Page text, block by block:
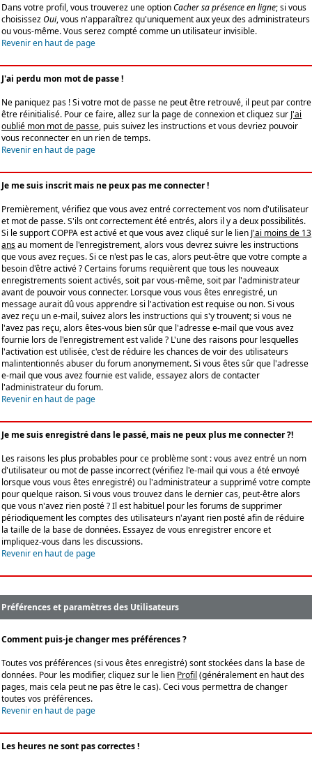
Dans votre profil, vous trouverez une optionCacher sa présence en ligne; si vous
choisissezOui, vous n'apparaîtrez qu'uniquement aux yeux des administrateurs
ou vous-même. Vous serez compté comme un utilisateur invisible.
Revenir en haut de page
J'ai perdu mon mot de passe !
Ne paniquez pas ! Si votre mot de passe ne peut être retrouvé, il peut par contre
être réinitialisé. Pour ce faire, allez sur la page de connexion et cliquez sur J'ai
oublié mon mot de passe, puis suivez les instructions et vous devriez pouvoir
vous reconnecter en un rien de temps.
Revenir en haut de page
Je me suis inscrit mais ne peux pas me connecter !
Premièrement, vérifiez que vous avez entré correctement vos nom d'utilisateur
et mot de passe. S'ils ont correctement été entrés, alors il y a deux possibilités.
Si le support COPPA est activé et que vous avez cliqué sur le lien J'ai moins de 13
ansau moment de l'enregistrement, alors vous devrez suivre les instructions
que vous avez reçues. Si ce n'est pas le cas, alors peut-être que votre compte a
besoin d'être activé ? Certains forums requièrent que tous les nouveaux
enregistrements soient activés, soit par vous-même, soit par l'administrateur
avant de pouvoir vous connecter. Lorsque vous vous êtes enregistré, un
message aurait dû vous apprendre si l'activation est requise ou non. Si vous
avez reçu un e-mail, suivez alors les instructions qui s'y trouvent; si vous ne
l'avez pas reçu, alors êtes-vous bien sûr que l'adresse e-mail que vous avez
fournie lors de l'enregistrement est valide ? L'une des raisons pour lesquelles
l'activation est utilisée, c'est de réduire les chances de voir des utilisateurs
malintentionnés abuser du forum anonymement. Si vous êtes sûr que l'adresse
e-mail que vous avez fournie est valide, essayez alors de contacter
l'administrateur du forum.
Revenir en haut de page
Je me suis enregistré dans le passé, mais ne peux plus me connecter ?!
Les raisons les plus probables pour ce problème sont : vous avez entré un nom
d'utilisateur ou mot de passe incorrect (vérifiez l'e-mail qui vous a été envoyé
lorsque vous vous êtes enregistré) ou l'administrateur a supprimé votre compte
pour quelque raison. Si vous vous trouvez dans le dernier cas, peut-être alors
que vous n'avez rien posté ? Il est habituel pour les forums de supprimer
périodiquement les comptes des utilisateurs n'ayant rien posté afin de réduire
la taille de la base de données. Essayez de vous enregistrer encore et
impliquez-vous dans les discussions.
Revenir en haut de page
Préférences et paramètres des Utilisateurs
Comment puis-je changer mes préférences ?
Toutes vos préférences (si vous êtes enregistré) sont stockées dans la base de
données. Pour les modifier, cliquez sur le lien Profil (généralement en haut des
pages, mais cela peut ne pas être le cas). Ceci vous permettra de changer
toutes vos préférences.
Revenir en haut de page
Les heures ne sont pas correctes !